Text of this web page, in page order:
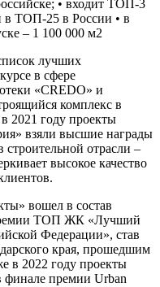
• входит ТОП-3
ТОП-25 в России • в
– 1 100 000 м2
лучших
в сфере
«CREDO» и
комплекс в
2021 году проекты
взяли высшие награды
отрасли –
высокое качество
вошел в состав
ТОП ЖК «Лучший
Федерации», став
края, прошедшим
в 2022 году проекты
финале премии Urban